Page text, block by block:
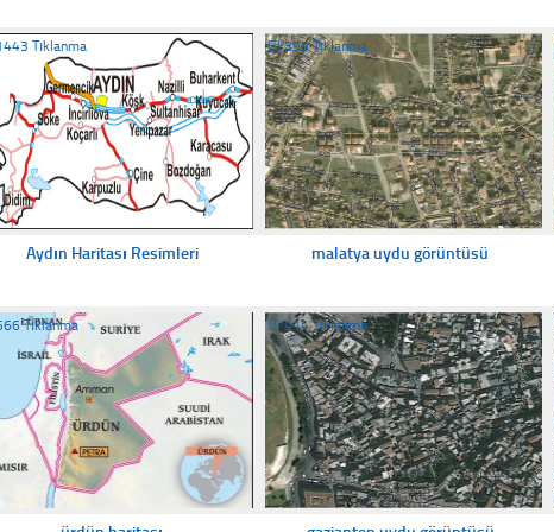
Tıklanma
Aydın Haritası Resimleri
☐399 Tıklanma
malatya uydu görüntüsü
Tıklanma ☐414 Tıklanma